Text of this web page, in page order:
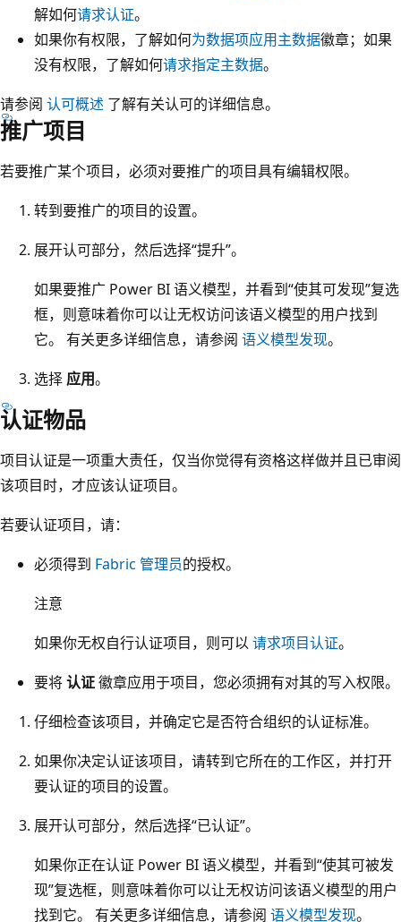
解如何请求认证。
如果你有权限，了解如何为数据项应用主数据徽章；如果
没有权限，了解如何请求指定主数据。
请参阅 认可概述 了解有关认可的详细信息。
推广项目
若要推广某个项目，必须对要推广的项目具有编辑权限。
转到要推广的项目的设置。
展开认可部分，然后选择“提升”。
如果要推广 Power BI 语义模型，并看到“使其可发现”复选
框，则意味着你可以让无权访问该语义模型的用户找到
它。 有关更多详细信息，请参阅 语义模型发现。
选择 应用。
认证物品
项目认证是一项重大责任，仅当你觉得有资格这样做并且已审阅
该项目时，才应该认证项目。
若要认证项目，请：
必须得到 Fabric 管理员的授权。
注意
如果你无权自行认证项目，则可以 请求项目认证。
要将认证徽章应用于项目，您必须拥有对其的写入权限。
仔细检查该项目，并确定它是否符合组织的认证标准。
如果你决定认证该项目，请转到它所在的工作区，并打开
要认证的项目的设置。
展开认可部分，然后选择“已认证”。
如果你正在认证 Power BI 语义模型，并看到“使其可被发
现”复选框，则意味着你可以让无权访问该语义模型的用户
找到它。 有关更多详细信息，请参阅 语义模型发现。